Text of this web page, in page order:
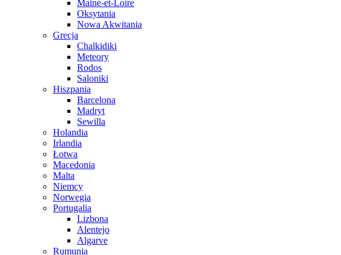
Maine-et-Loire
Oksytania
Nowa Akwitania
Grecja
Chalkidiki
Meteory
Rodos
Saloniki
Hiszpania
Barcelona
Madryt
Sewilla
Holandia
Irlandia
Łotwa
Macedonia
Malta
Niemcy
Norwegia
Portugalia
Lizbona
Alentejo
Algarve
Rumunia